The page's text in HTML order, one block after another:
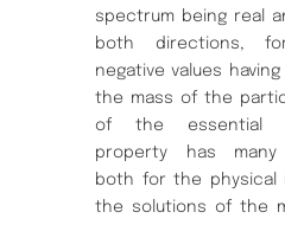
spectrum being real
both directions,
negative values
the mass of the
of the essential
property has many
both for the physical
the solutions of the